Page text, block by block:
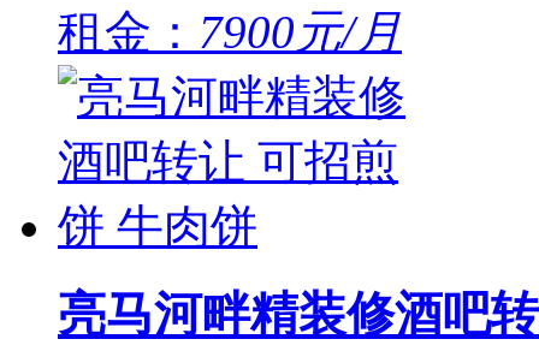
租金： 7900元/月
亮马河畔精装修酒吧